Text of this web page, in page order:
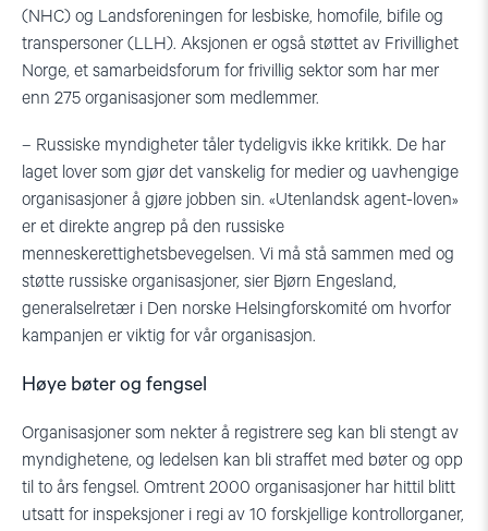
(NHC) og Landsforeningen for lesbiske, homofile, bifile og
transpersoner (LLH). Aksjonen er også støttet av Frivillighet
Norge, et samarbeidsforum for frivillig sektor som har mer
enn 275 organisasjoner som medlemmer.
– Russiske myndigheter tåler tydeligvis ikke kritikk. De har
laget lover som gjør det vanskelig for medier og uavhengige
organisasjoner å gjøre jobben sin. «Utenlandsk agent-loven»
er et direkte angrep på den russiske
menneskerettighetsbevegelsen. Vi må stå sammen med og
støtte russiske organisasjoner, sier Bjørn Engesland,
generalselretær i Den norske Helsingforskomité om hvorfor
kampanjen er viktig for vår organisasjon.
Høye bøter og fengsel
Organisasjoner som nekter å registrere seg kan bli stengt av
myndighetene, og ledelsen kan bli straffet med bøter og opp
til to års fengsel. Omtrent 2000 organisasjoner har hittil blitt
utsatt for inspeksjoner i regi av 10 forskjellige kontrollorganer,